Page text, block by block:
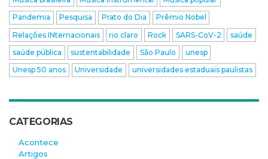
Pandemia
Pesquisa Prato do Dia
Prêmio Nobel
Relações INternacionais
rio claro Rock SARS-CoV-2
saúde
saúde pública
sustentabilidade São Paulo
unesp
Unesp 50 anos
Universidade universidades estaduais paulistas
CATEGORIAS
Acontece
Artigos